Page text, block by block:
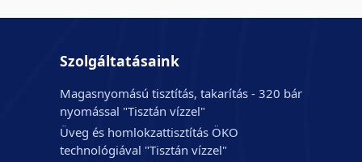
Szolgáltatásaink
Magasnyomású tisztítás, takarítás - 320 bár
nyomással "Tisztán vízzel"
Üveg és homlokzattisztítás ÖKO
technológiával "Tisztán vízzel"